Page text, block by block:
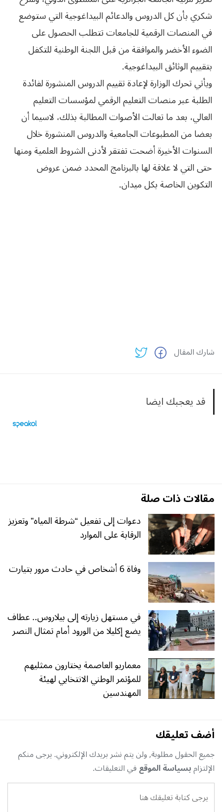
شكري بأن كل الدروس والدعائم البيداغوجية التي ستوضع
في المنصات الرقمية للجامعات تتطلب الحصول على
الضوء الأخضر والموافقة من قبل اللجنة الوطنية للتكفل
بتقييم الوثائق البيداغوجية.
ويأتي تحرك الوزارة لإعادة تقييم الدروس المنشورة لفائدة
الطلبة عبر منصات التعليم الرقمي لمؤسسات التعليم
العالي، بعد ما تعالت الأصوات المطالبة بذلك، لاسيما أن
بعضا من المطبوعات الجامعية والدروس المنشورة خلال
السنوات الأخيرة أضحت تفتقر لأدنى الشروط العلمية ومنها
حتى التي لا علاقة لها بالبرنامج المحدد ضمن عروض
التكوين الخاصة بكل ميدان.
شارك المقال
قد يعجبك ايضا
مقالات ذات صلة
دعوات إلى تفعيل “شرطة المياه” وتعزيز
الرقابة على الموارد
وفاة 6 أشخاص في حادث مرور بتيارت
في مستهل زيارته إلى بيلاروس.. عطاف
يضع إكليلا من الورود أمام تمثال النصر
معماريو العاصمة يختارون ممثليهم
للمؤتمر الوطني الانتخابي لهيئة
المهندسين
أضف تعليقك
جميع الحقول مطلوبة, ولن يتم نشر بريدك الإلكتروني. يرجى منكم
الإلتزامبسياسة الموقعفي التعليقات.